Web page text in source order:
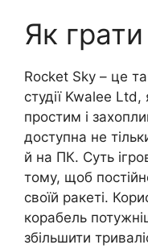
Як
Rocket Sky – це
студії Kwalee
простим і
доступна не
й на ПК. Суть
тому, щоб
своїй ракеті.
корабель
збільшити